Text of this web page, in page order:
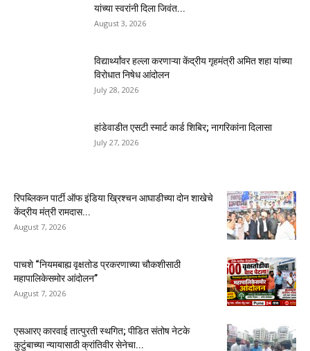
यांच्या स्वरांनी दिला जिवंत...
August 3, 2026
विद्यार्थ्यांवर हल्ला करणाऱ्या केंद्रीय गृहमंत्री अमित शहा यांच्या
विरोधात निषेध आंदोलन
July 28, 2026
हांडेवाडीत एसटी स्मार्ट कार्ड शिबिर; नागरिकांना दिलासा
July 27, 2026
रिपब्लिकन पार्टी ऑफ इंडिया ख्रिश्चन आघाडीच्या दोन शाखेचे
केंद्रीय मंत्री रामदास...
August 7, 2026
पाचशे “नियमबाह्य वृक्षतोड प्रकरणाच्या चौकशीसाठी
महापालिकेसमोर आंदोलन”
August 7, 2026
एसआरए कारवाई तात्पुरती स्थगित; पीडित संतोष नेटके
कुटुंबाच्या न्यायासाठी क्रांतिवीर सेनेचा...